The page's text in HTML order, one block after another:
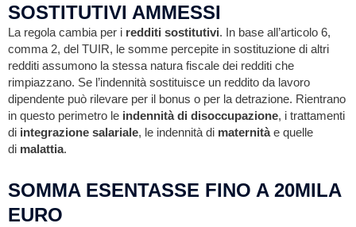
SOSTITUTIVI AMMESSI
La regola cambia per i redditi sostitutivi. In base all’articolo 6,
comma 2, del TUIR, le somme percepite in sostituzione di altri
redditi assumono la stessa natura fiscale dei redditi che
rimpiazzano. Se l’indennità sostituisce un reddito da lavoro
dipendente può rilevare per il bonus o per la detrazione. Rientrano
in questo perimetro le indennità di disoccupazione, i trattamenti
di integrazione salariale, le indennità di maternitàe quelle
di malattia.
SOMMA ESENTASSE FINO A 20MILA
EURO